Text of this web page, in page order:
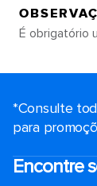
É obrigatório
*Consulte
para
Encontre